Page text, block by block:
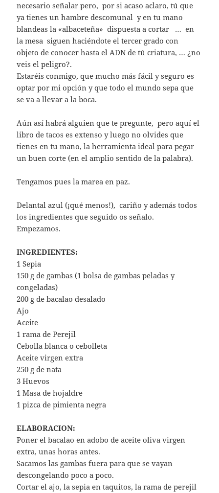
necesario señalar pero, por si acaso aclaro, tú que
ya tienes un hambre descomunal y en tu mano
blandeas la «albaceteña» dispuesta a cortar … en
la mesa siguen haciéndote el tercer grado con
objeto de conocer hasta el ADN de tú criatura, … ¿no
veis el peligro?.
Estaréis conmigo, que mucho más fácil y seguro es
optar por mi opción y que todo el mundo sepa que
se va a llevar a la boca.
Aún así habrá alguien que te pregunte, pero aquí el
libro de tacos es extenso y luego no olvides que
tienes en tu mano, la herramienta ideal para pegar
un buen corte (en el amplio sentido de la palabra).
Tengamos pues la marea en paz.
Delantal azul (¡qué menos!), cariño y además todos
los ingredientes que seguido os señalo.
Empezamos.
INGREDIENTES:
1 Sepia
150 g de gambas (1 bolsa de gambas peladas y
congeladas)
200 g de bacalao desalado
Ajo
Aceite
1 rama de Perejil
Cebolla blanca o cebolleta
Aceite virgen extra
250 g de nata
3 Huevos
1 Masa de hojaldre
1 pizca de pimienta negra
ELABORACION:
Poner el bacalao en adobo de aceite oliva virgen
extra, unas horas antes.
Sacamos las gambas fuera para que se vayan
descongelando poco a poco.
Cortar el ajo, la sepia en taquitos, la rama de perejil